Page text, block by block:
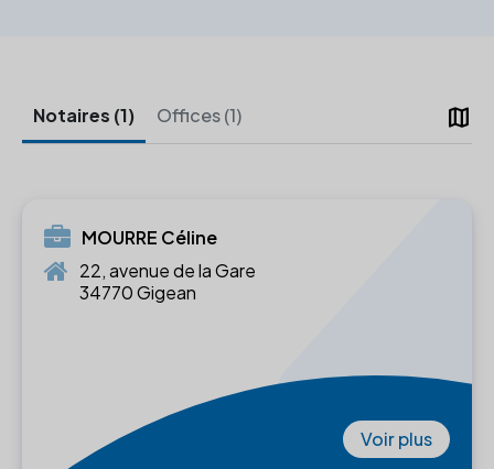
map
Notaires (1) Offices (1)
MOURRE Céline
22, avenue de la Gare
34770 Gigean
Voir plus